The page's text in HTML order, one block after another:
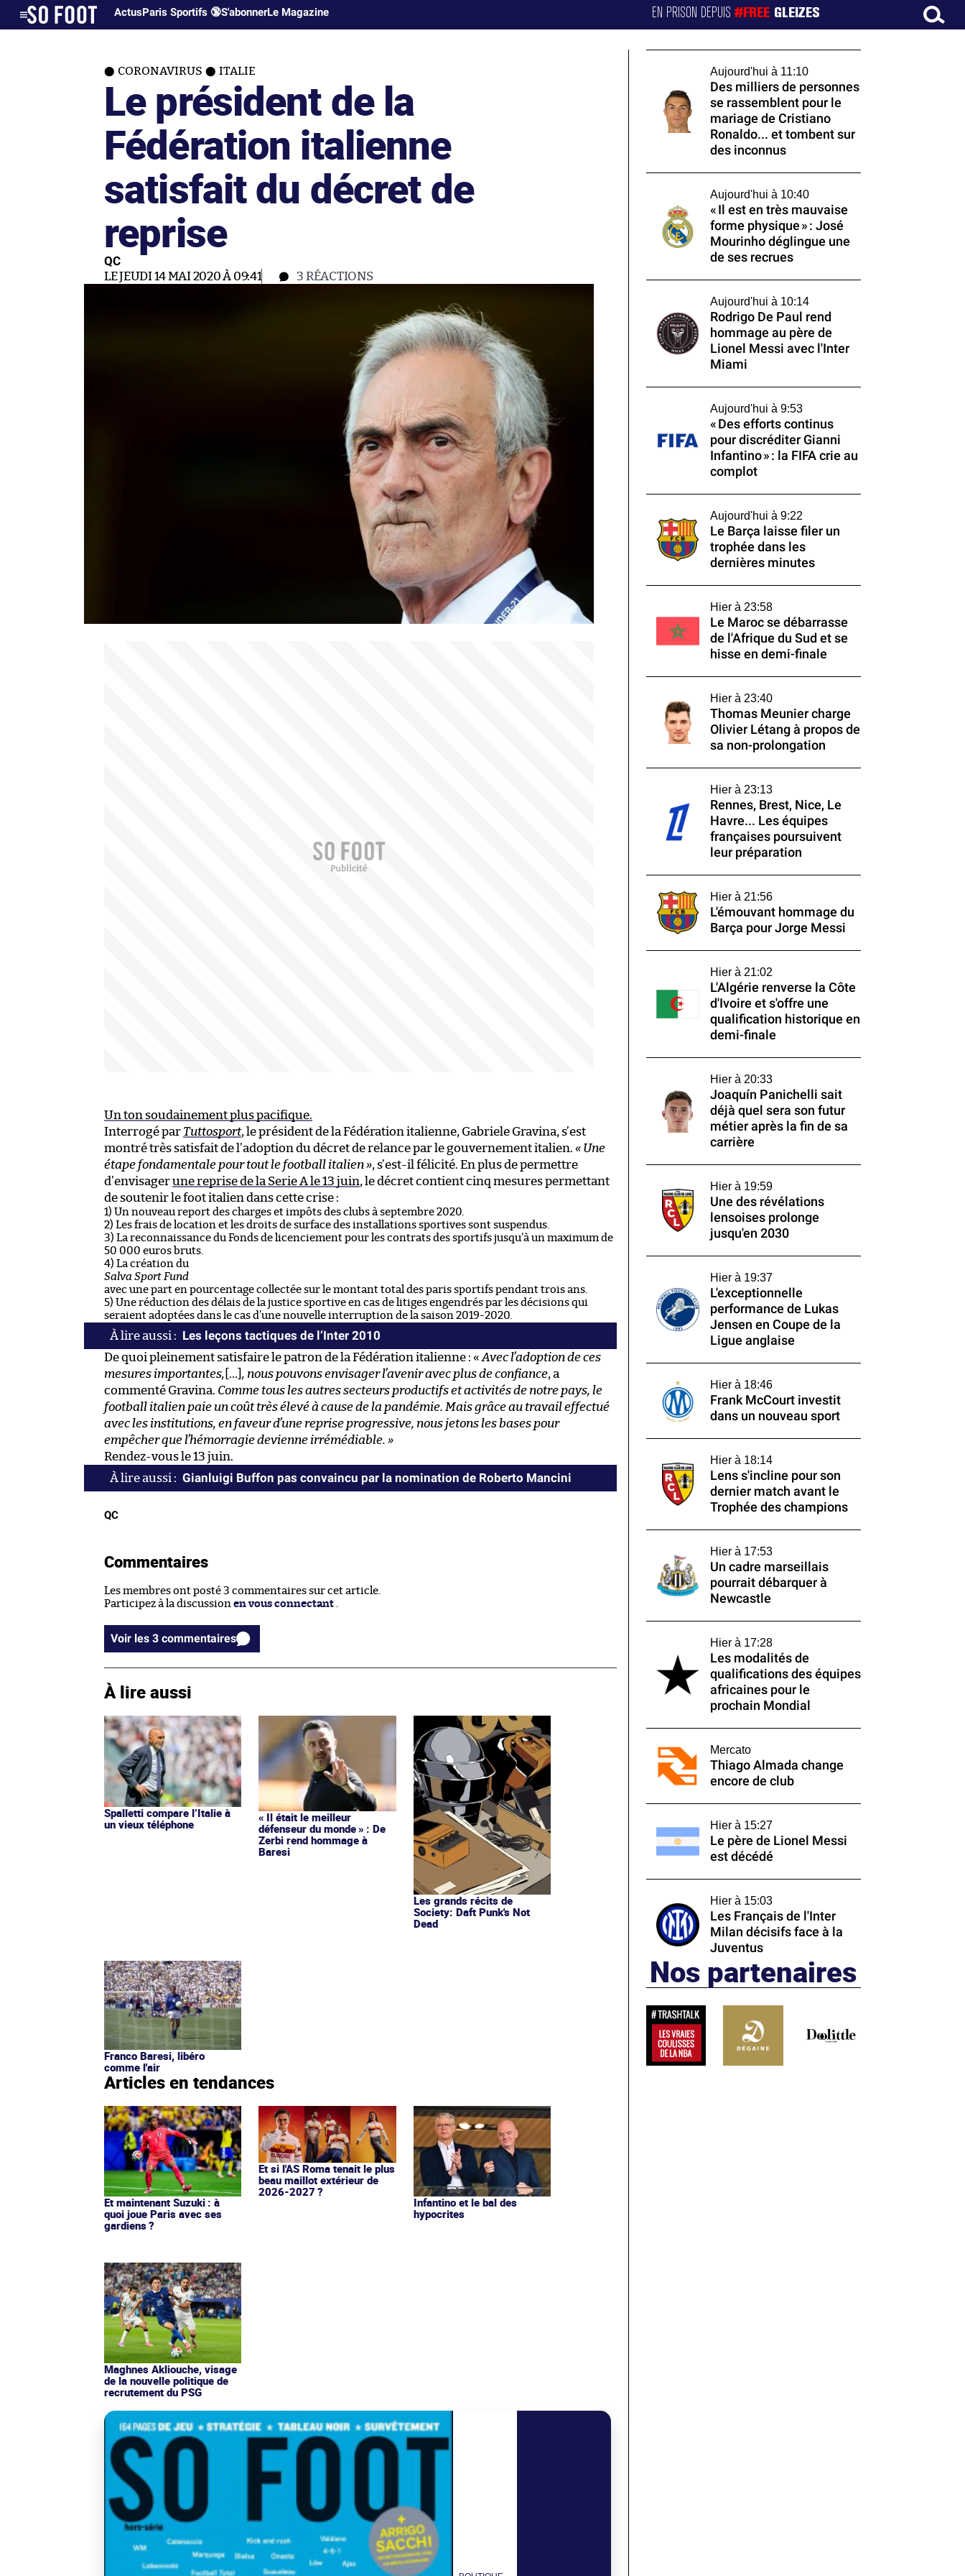
ActusParis Sportifs 🔞S'abonnerLe Magazine EN PRISON DEPUIS#FREE GLEIZES
CORONAVIRUS ITALIE
Le président de la
Fédération italienne
satisfait du décret de
reprise
QC
LE JEUDI 14 MAI 2020 À 09:41 3 RÉACTIONS
Un ton soudainement plus pacifique.
Interrogé par Tuttosport, le président de la Fédération italienne, Gabriele Gravina, s’est
montré très satisfait de l’adoption du décret de relance par le gouvernement italien. « Une
étape fondamentale pour tout le football italien », s’est-il félicité. En plus de permettre
d’envisagerune reprise de la Serie A le 13 juin, le décret contient cinq mesures permettant
de soutenir le foot italien dans cette crise :
1) Un nouveau report des charges et impôts des clubs à septembre 2020.
2) Les frais de location et les droits de surface des installations sportives sont suspendus.
3) La reconnaissance du Fonds de licenciement pour les contrats des sportifs jusqu’à un maximum de
50 000 euros bruts.
4) La création du
Salva Sport Fund
avec une part en pourcentage collectée sur le montant total des paris sportifs pendant trois ans.
5) Une réduction des délais de la justice sportive en cas de litiges engendrés par les décisions qui
seraient adoptées dans le cas d’une nouvelle interruption de la saison 2019-2020.
Les leçons tactiques de l’Inter 2010
De quoi pleinement satisfaire le patron de la Fédération italienne : « Avec l’adoption de ces
mesures importantes, […] , nous pouvons envisager l’avenir avec plus de confiance, a
commenté Gravina. Comme tous les autres secteurs productifs et activités de notre pays, le
football italien paie un coût très élevé à cause de la pandémie. Mais grâce au travail effectué
avec les institutions, en faveur d’une reprise progressive, nous jetons les bases pour
empêcher que l’hémorragie devienne irrémédiable. »
Rendez-vous le 13 juin.
Gianluigi Buffon pas convaincu par la nomination de Roberto Mancini
QC
Commentaires
Les membres ont posté 3 commentaires sur cet article.
Participez à la discussion en vous connectant .
Voir les 3 commentaires
À lire aussi
Spalletti compare l’Italie à
un vieux téléphone
« Il était le meilleur
défenseur du monde » : De
Zerbi rend hommage à
Baresi
Les grands récits de
Society: Daft Punk's Not
Dead
Franco Baresi, libéro
comme l'air
Articles en tendances
Et maintenant Suzuki : à
quoi joue Paris avec ses
gardiens ?
Et si l'AS Roma tenait le plus
beau maillot extérieur de
2026-2027 ?
Infantino et le bal des
hypocrites
Maghnes Akliouche, visage
de la nouvelle politique de
recrutement du PSG
Aujourd'hui à 11:10
Des milliers de personnes
se rassemblent pour le
mariage de Cristiano
Ronaldo... et tombent sur
des inconnus
Aujourd'hui à 10:40
« Il est en très mauvaise
forme physique » : José
Mourinho déglingue une
de ses recrues
Aujourd'hui à 10:14
Rodrigo De Paul rend
hommage au père de
Lionel Messi avec l'Inter
Miami
Aujourd'hui à 9:53
« Des efforts continus
pour discréditer Gianni
Infantino » : la FIFA crie au
complot
Aujourd'hui à 9:22
Le Barça laisse filer un
trophée dans les
dernières minutes
Hier à 23:58
Le Maroc se débarrasse
de l'Afrique du Sud et se
hisse en demi-finale
Hier à 23:40
Thomas Meunier charge
Olivier Létang à propos de
sa non-prolongation
Hier à 23:13
Rennes, Brest, Nice, Le
Havre... Les équipes
françaises poursuivent
leur préparation
Hier à 21:56
L'émouvant hommage du
Barça pour Jorge Messi
Hier à 21:02
L'Algérie renverse la Côte
d'Ivoire et s'offre une
qualification historique en
demi-finale
Hier à 20:33
Joaquín Panichelli sait
déjà quel sera son futur
métier après la fin de sa
carrière
Hier à 19:59
Une des révélations
lensoises prolonge
jusqu'en 2030
Hier à 19:37
L'exceptionnelle
performance de Lukas
Jensen en Coupe de la
Ligue anglaise
Hier à 18:46
Frank McCourt investit
dans un nouveau sport
Hier à 18:14
Lens s'incline pour son
dernier match avant le
Trophée des champions
Hier à 17:53
Un cadre marseillais
pourrait débarquer à
Newcastle
Hier à 17:28
Les modalités de
qualifications des équipes
africaines pour le
prochain Mondial
Mercato
Thiago Almada change
encore de club
Hier à 15:27
Le père de Lionel Messi
est décédé
Hier à 15:03
Les Français de l'Inter
Milan décisifs face à la
Juventus
Nos partenaires